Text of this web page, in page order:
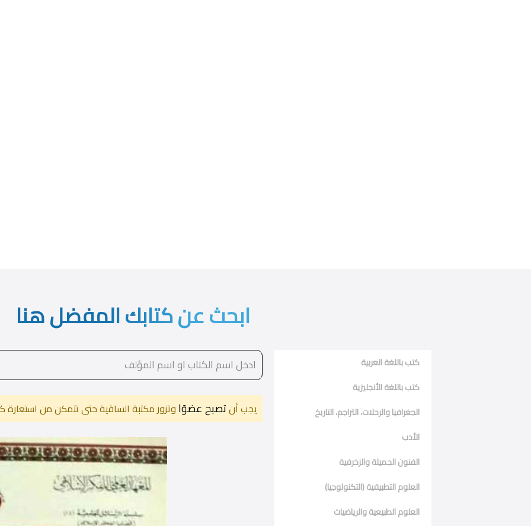
ابحث عن كتابك المفضل هنا
كتب باللغة العربية
كتب باللغة الأنجليزية
الجغرافيا والرحلات، التراجم، التاريخ
الأدب
الفنون الجميلة والزخرفية
العلوم التطبيقية (التكنولوجيا)
العلوم الطبيعية والرياضيات
يجب أنتصبح عضوًا وتزور مكتبة الساقية حتى تتمكن من استعارة